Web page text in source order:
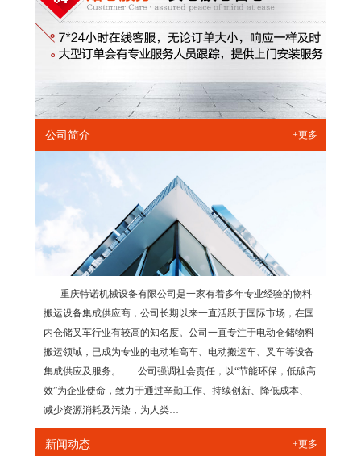
公司简介 +更多
重庆特诺机械设备有限公司是一家有着多年专业经验的物料
搬运设备集成供应商，公司长期以来一直活跃于国际市场，在国
内仓储叉车行业有较高的知名度。公司一直专注于电动仓储物料
搬运领域，已成为专业的电动堆高车、电动搬运车、叉车等设备
集成供应及服务。 公司强调社会责任，以“节能环保，低碳高
效”为企业使命，致力于通过辛勤工作、持续创新、降低成本、
减少资源消耗及污染，为人类…
新闻动态 +更多